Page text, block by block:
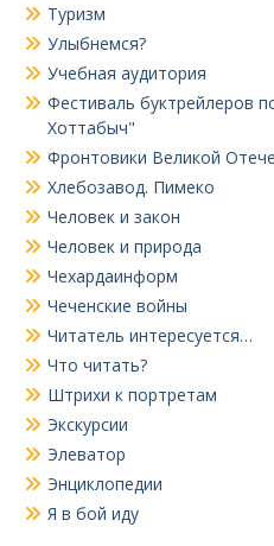
Туризм
Улыбнемся?
Учебная аудитория
Фестиваль буктрейлеров
Хоттабыч"
Фронтовики Великой
Хлебозавод. Пимеко
Человек и закон
Человек и природа
Чехардаинформ
Чеченские войны
Читатель интересуется…
Что читать?
Штрихи к портретам
Экскурсии
Элеватор
Энциклопедии
Я в бой иду